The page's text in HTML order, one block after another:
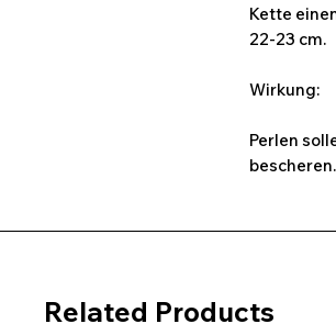
Kette
22-23 cm.
Wirkung:
Perlen
bescheren.
Related Products